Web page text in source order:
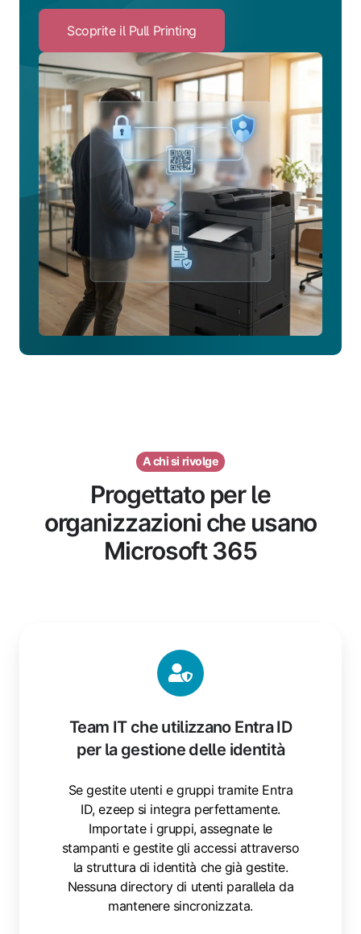
Scoprite il Pull Printing
to
Scoprite
il
Printing
A chi si rivolge
Progettato per le
organizzazioni che usano
Microsoft 365
Team IT che utilizzano Entra ID
per la gestione delle identità
Se gestite utenti e gruppi tramite Entra
ID, ezeep si integra perfettamente.
Importate i gruppi, assegnate le
stampanti e gestite gli accessi attraverso
la struttura di identità che già gestite.
Nessuna directory di utenti parallela da
mantenere sincronizzata.